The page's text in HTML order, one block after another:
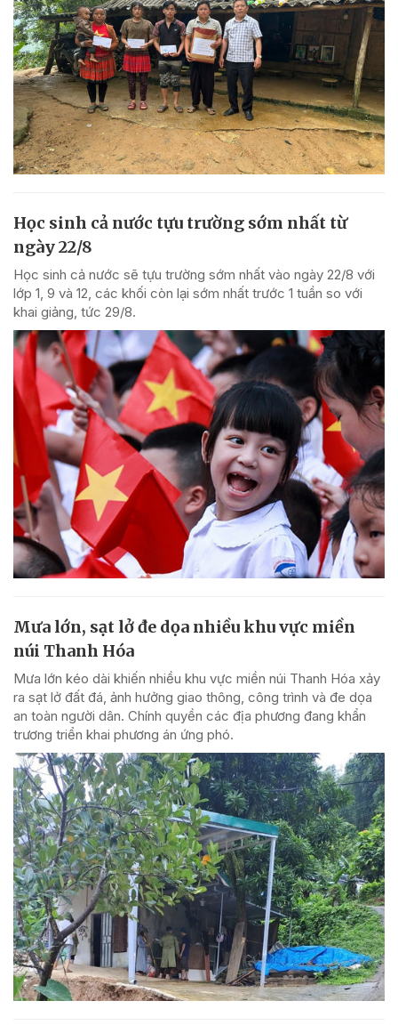
Học sinh cả nước tựu trường sớm nhất từ
ngày 22/8
Học sinh cả nước sẽ tựu trường sớm nhất vào ngày 22/8 với
lớp 1, 9 và 12, các khối còn lại sớm nhất trước 1 tuần so với
khai giảng, tức 29/8.
Mưa lớn, sạt lở đe dọa nhiều khu vực miền
núi Thanh Hóa
Mưa lớn kéo dài khiến nhiều khu vực miền núi Thanh Hóa xảy
ra sạt lở đất đá, ảnh hưởng giao thông, công trình và đe dọa
an toàn người dân. Chính quyền các địa phương đang khẩn
trương triển khai phương án ứng phó.